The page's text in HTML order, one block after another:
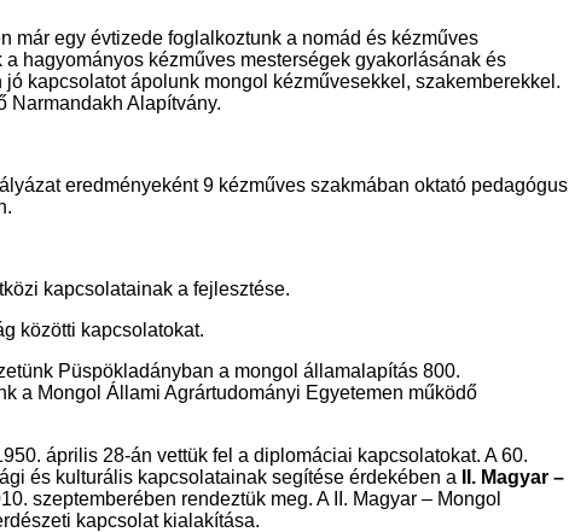
már egy évtizede foglalkoztunk a nomád és kézműves
hagyományos kézműves mesterségek gyakorlásának és
kapcsolatot ápolunk mongol kézművesekkel, szakemberekkel.
Narmandakh Alapítvány.
eredményeként 9 kézműves szakmában oktató pedagógus
kapcsolatainak a fejlesztése.
közötti kapcsolatokat.
Püspökladányban a mongol államalapítás 800.
a Mongol Állami Agrártudományi Egyetemen működő
április 28-án vettük fel a diplomáciai kapcsolatokat. A 60.
és kulturális kapcsolatainak segítése érdekében a
II. Magyar –
szeptemberében rendeztük meg. A II. Magyar – Mongol
kapcsolat kialakítása.